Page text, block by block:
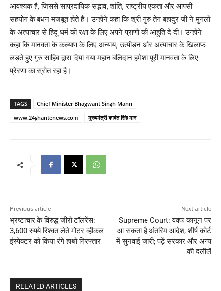
आवश्यक है, जिससे सांप्रदायिक सद्भाव, शांति, राष्ट्रीय एकता और आपसी
सहयोग के बंधन मजबूत होते हैं। उन्होंने कहा कि श्री गुरु तेग बहादुर जी ने मुगलों
के अत्याचार से हिंदू धर्म की रक्षा के लिए अपने प्राणों की आहुति दे दी। उन्होंने
कहा कि मानवता के कल्याण के लिए अन्याय, उत्पीड़न और अत्याचार के खिलाफ
लड़ते हुए गुरु साहिब द्वारा दिया गया महान बलिदान हमेशा पूरी मानवता के लिए
प्रेरणा का स्रोत रहा है।
TAGS
Chief Minister Bhagwant Singh Mann
www.24ghantenews.com
मुख्यमंत्री भगवंत सिंह मान
Previous article
भ्रष्टाचार के विरुद्ध जीरो टॉलरेंस:
3,600 रुपये रिश्वत लेते मोटर व्हीकल
इंस्पेक्टर को किया रंगे हाथों गिरफ्तार
Next article
Supreme Court: वक्फ कानून पर
आ सकता है अंतरिम आदेश, शीर्ष कोर्ट
में सुनवाई जारी; पढ़ें सरकार और अन्य
की दलीलें
RELATED ARTICLES